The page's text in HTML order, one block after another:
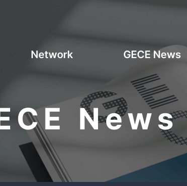
News
Network GECE News